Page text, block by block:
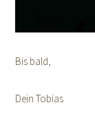
Bis bald,
Dein Tobias